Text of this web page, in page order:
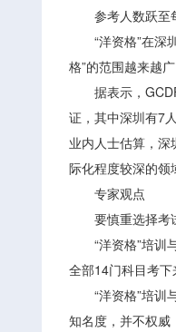
参考人数跃至
“洋资格”在深圳
格”的范围越来越
据表示，GCDF
证，其中深圳有7
业内人士估算，深
际化程度较深的领
专家观点
要慎重选择考
“洋资格”培训与
全部14门科目考
“洋资格”培训与
知名度，并不权威